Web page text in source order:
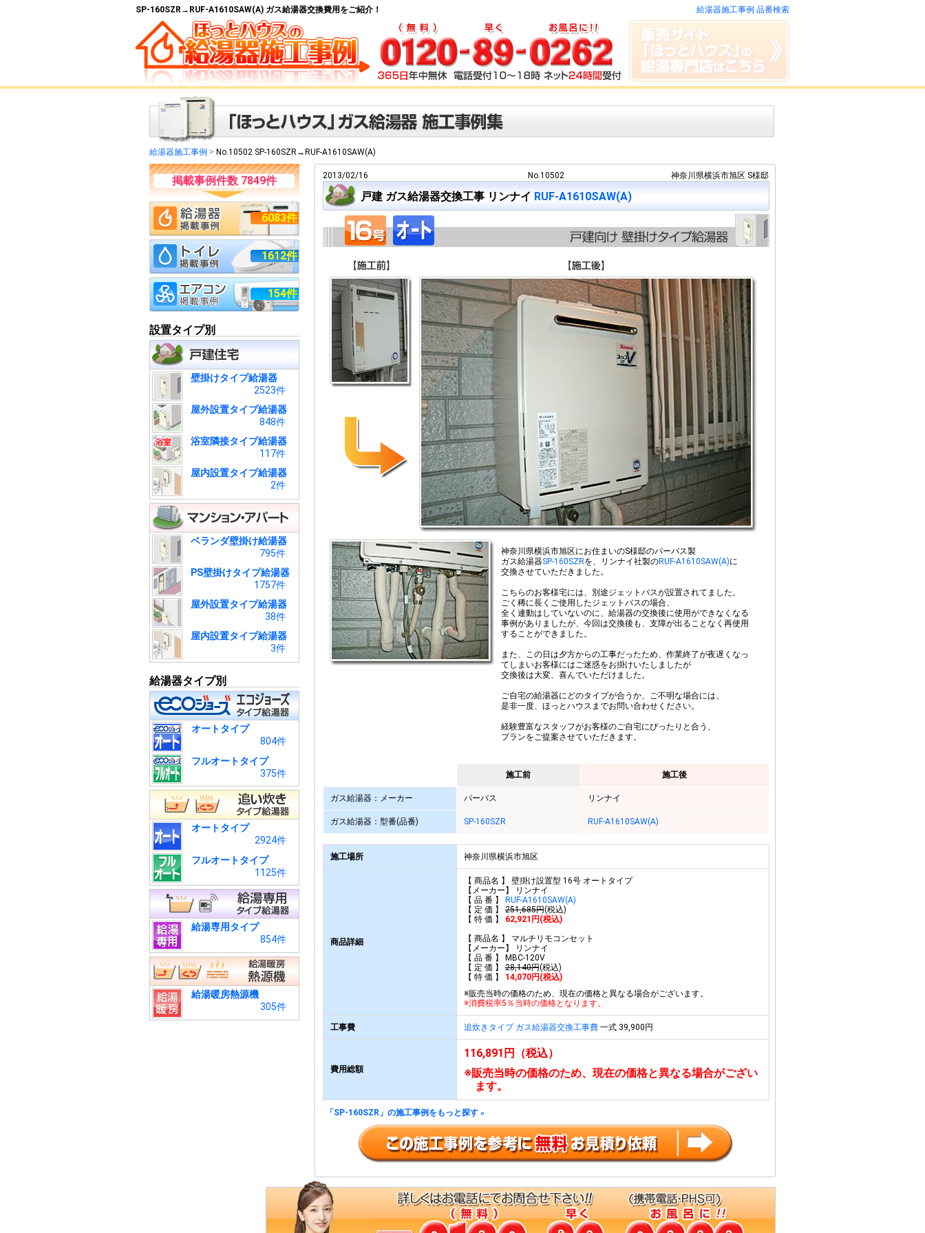
SP-160SZR→RUF-A1610SAW(A) ガス給湯器交換費用をご紹介！ 給湯器施工事例 品番検索
給湯器施工事例 > No.10502 SP-160SZR→RUF-A1610SAW(A)
掲載事例件数 7849件
6083件
1612件
154件
設置タイプ別
壁掛けタイプ給湯器
2523件
屋外設置タイプ給湯器
848件
浴室隣接タイプ給湯器
117件
屋内設置タイプ給湯器
2件
ベランダ壁掛け給湯器
795件
PS壁掛けタイプ給湯器
1757件
屋外設置タイプ給湯器
38件
屋内設置タイプ給湯器
3件
給湯器タイプ別
オートタイプ
804件
フルオートタイプ
375件
オートタイプ
2924件
フルオートタイプ
1125件
給湯専用タイプ
854件
給湯暖房熱源機
305件
2013/02/16 No.10502 神奈川県横浜市旭区 S様邸
戸建 ガス給湯器交換工事 リンナイ RUF-A1610SAW(A)
神奈川県横浜市旭区にお住まいのS様邸のパーパス製
ガス給湯器SP-160SZRを、リンナイ社製のRUF-A1610SAW(A)に
交換させていただきました。
こちらのお客様宅には、別途ジェットバスが設置されてました。
ごく稀に長くご使用したジェットバスの場合、
全く連動はしていないのに、給湯器の交換後に使用ができなくなる
事例がありましたが、今回は交換後も、支障が出ることなく再使用
することができました。
また、この日は夕方からの工事だったため、作業終了が夜遅くなっ
てしまいお客様にはご迷惑をお掛けいたしましたが
交換後は大変、喜んでいただけました。
ご自宅の給湯器にどのタイプが合うか、ご不明な場合には、
是非一度、ほっとハウスまでお問い合わせください。
経験豊富なスタッフがお客様のご自宅にぴったりと合う、
プランをご提案させていただきます。
施工前 施工後
ガス給湯器：メーカー パーパス リンナイ
ガス給湯器：型番(品番) SP-160SZR RUF-A1610SAW(A)
施工場所 神奈川県横浜市旭区
商品詳細
【 商品名 】 壁掛け設置型 16号 オートタイプ
【メーカー】 リンナイ
【 品 番 】
RUF-A1610SAW(A)
【 定 価 】251,685円(税込)
【 特 価 】
62,921円(税込)
【 商品名 】 マルチリモコンセット
【メーカー】 リンナイ
【 品 番 】 MBC-120V
【 定 価 】28,140円(税込)
【 特 価 】
14,070円(税込)
※販売当時の価格のため、現在の価格と異なる場合がございます。
※消費税率5％当時の価格となります。
工事費 追炊きタイプ ガス給湯器交換工事費一式 39,900円
費用総額
116,891円（税込）
※販売当時の価格のため、現在の価格と異なる場合がござい
ます。
「SP-160SZR」の施工事例をもっと探す »